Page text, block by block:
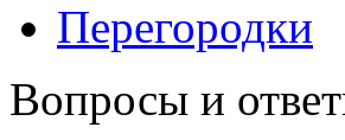
Перегородки
Вопросы и